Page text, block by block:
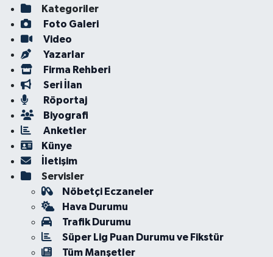
Kategoriler
Foto Galeri
Video
Yazarlar
Firma Rehberi
Seri İlan
Röportaj
Biyografi
Anketler
Künye
İletişim
Servisler
Nöbetçi Eczaneler
Hava Durumu
Trafik Durumu
Süper Lig Puan Durumu ve Fikstür
Tüm Manşetler